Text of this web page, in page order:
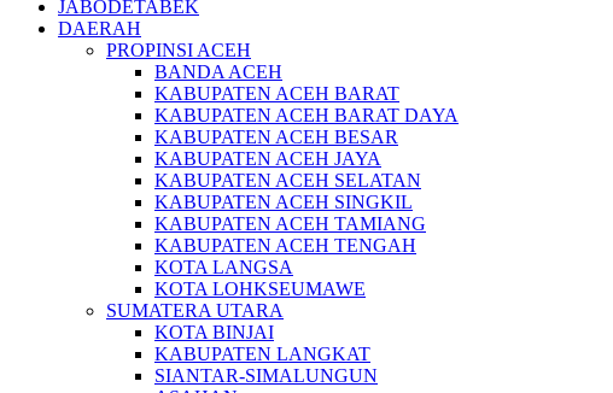
JABODETABEK
DAERAH
PROPINSI ACEH
BANDA ACEH
KABUPATEN ACEH BARAT
KABUPATEN ACEH BARAT DAYA
KABUPATEN ACEH BESAR
KABUPATEN ACEH JAYA
KABUPATEN ACEH SELATAN
KABUPATEN ACEH SINGKIL
KABUPATEN ACEH TAMIANG
KABUPATEN ACEH TENGAH
KOTA LANGSA
KOTA LOHKSEUMAWE
SUMATERA UTARA
KOTA BINJAI
KABUPATEN LANGKAT
SIANTAR-SIMALUNGUN